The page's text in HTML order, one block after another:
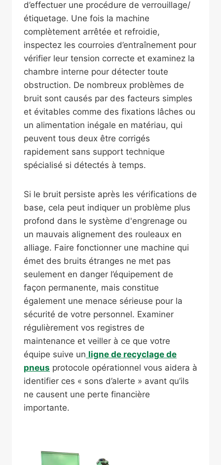
d’effectuer une procédure de verrouillage/
étiquetage. Une fois la machine
complètement arrêtée et refroidie,
inspectez les courroies d’entraînement pour
vérifier leur tension correcte et examinez la
chambre interne pour détecter toute
obstruction. De nombreux problèmes de
bruit sont causés par des facteurs simples
et évitables comme des fixations lâches ou
un alimentation inégale en matériau, qui
peuvent tous deux être corrigés
rapidement sans support technique
spécialisé si détectés à temps.
Si le bruit persiste après les vérifications de
base, cela peut indiquer un problème plus
profond dans le système d'engrenage ou
un mauvais alignement des rouleaux en
alliage. Faire fonctionner une machine qui
émet des bruits étranges ne met pas
seulement en danger l’équipement de
façon permanente, mais constitue
également une menace sérieuse pour la
sécurité de votre personnel. Examiner
régulièrement vos registres de
maintenance et veiller à ce que votre
équipe suive un ligne de recyclage de
pneus protocole opérationnel vous aidera à
identifier ces « sons d’alerte » avant qu’ils
ne causent une perte financière
importante.